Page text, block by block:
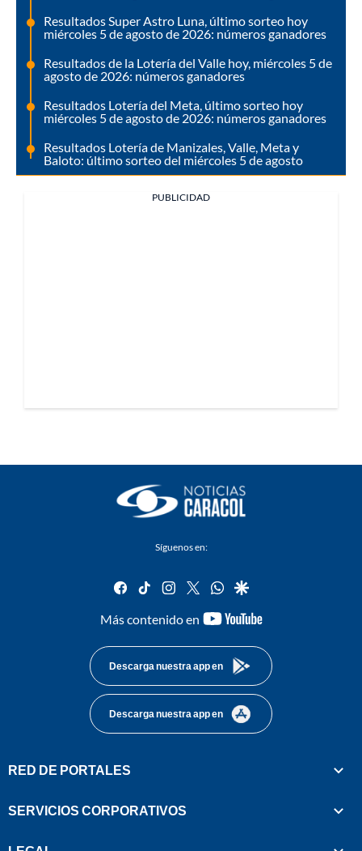
Resultados Super Astro Luna, último sorteo hoy
miércoles 5 de agosto de 2026: números ganadores
Resultados de la Lotería del Valle hoy, miércoles 5 de
agosto de 2026: números ganadores
Resultados Lotería del Meta, último sorteo hoy
miércoles 5 de agosto de 2026: números ganadores
Resultados Lotería de Manizales, Valle, Meta y
Baloto: último sorteo del miércoles 5 de agosto
PUBLICIDAD
Síguenos en:
facebook
tiktok instagram
twitterwhatsapp
google
Más contenido en
youtube-
Descarga nuestra app en
Descarga nuestra app en
RED DE PORTALES
SERVICIOS CORPORATIVOS